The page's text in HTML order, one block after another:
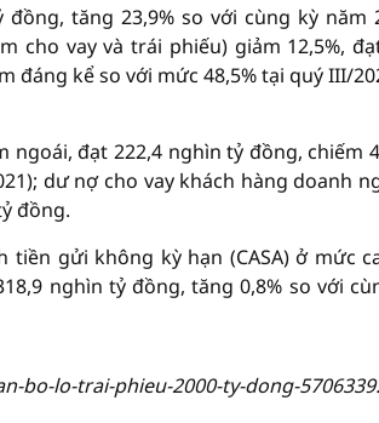
tăng 23,9% so với cùng kỳ năm
cho vay và trái phiếu) giảm 12,5%,
đáng kể so với mức 48,5% tại quý III/
ngoái, đạt 222,4 nghìn tỷ đồng, chiếm
dư nợ cho vay khách hàng doanh
đồng.
gửi không kỳ hạn (CASA) ở mức
nghìn tỷ đồng, tăng 0,8% so với
bo-lo-trai-phieu-2000-ty-dong-